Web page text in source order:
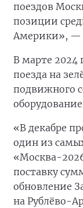
поездов
позиции
Америки», —
В марте 2024
поезда на
подвижного
«В декабре
один из
«Москва-
поставку
обновление
на Рублёво-